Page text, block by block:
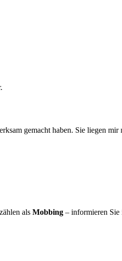
gemacht haben. Sie liegen
als Mobbing – informieren Sie